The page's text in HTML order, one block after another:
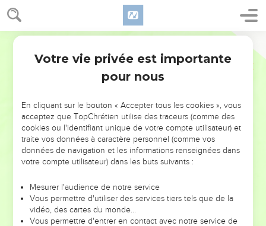
NE MANQUEZ PAS L’ÉVÉNEMENT
DE L’ANNÉE !
ET SI LEURS ERREURS POUVAIENT VOUS ÉVITER LES
VOTRES ?
leur foi ou leur vision. Mais on voit moins les doutes, les erreurs
et les saisons difficiles qu'ils ont traversés, alors même que ce
sont elles qui les ont façonnés.
Votre vie privée est importante
pour nous
En cliquant sur le bouton « Accepter tous les cookies », vous
acceptez que TopChrétien utilise des traceurs (comme des
cookies ou l'identifiant unique de votre compte utilisateur) et
traite vos données à caractère personnel (comme vos
données de navigation et les informations renseignées dans
votre compte utilisateur) dans les buts suivants :
Mesurer l'audience de notre service
Vous permettre d'utiliser des services tiers tels que de la
vidéo, des cartes du monde…
Vous permettre d'entrer en contact avec notre service de